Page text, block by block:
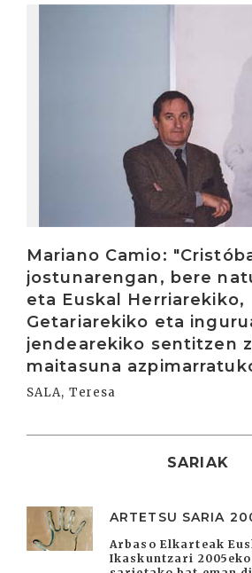
Mariano Camio:
jostunarengan, bere
eta Euskal Herriarekiko,
Getariarekiko eta
jendearekiko sentitzen
maitasuna
SALA, Teresa
SARIAK
ARTETSU SARIA
Arbaso Elkarteak
Ikaskuntzari